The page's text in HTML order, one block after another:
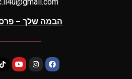
הבמה שלך –